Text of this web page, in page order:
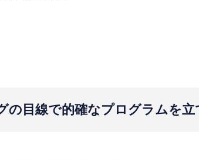
の目線で的確なプログラムを立